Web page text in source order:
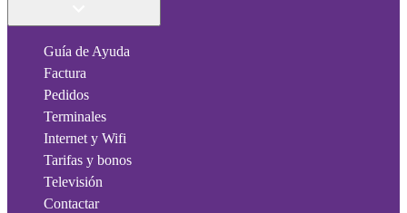
Guía de Ayuda
Factura
Pedidos
Terminales
Internet y Wifi
Tarifas y bonos
Televisión
Contactar